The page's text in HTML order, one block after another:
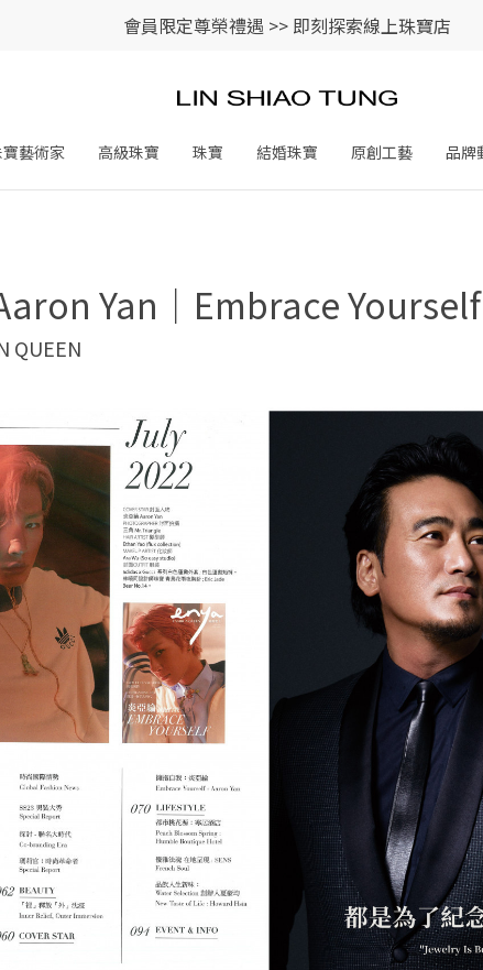
會員限定尊榮禮遇 >> 即刻探索線上珠寶店
藝術家 高級珠寶 珠寶 結婚珠寶 原創工藝 品牌
Yan｜Embrace
QUEEN